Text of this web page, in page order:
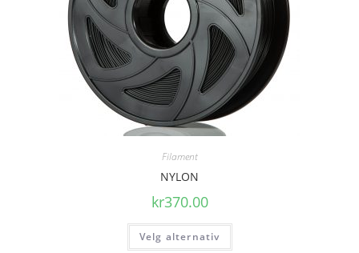
Filament
NYLON
kr370.00
Velg alternativ